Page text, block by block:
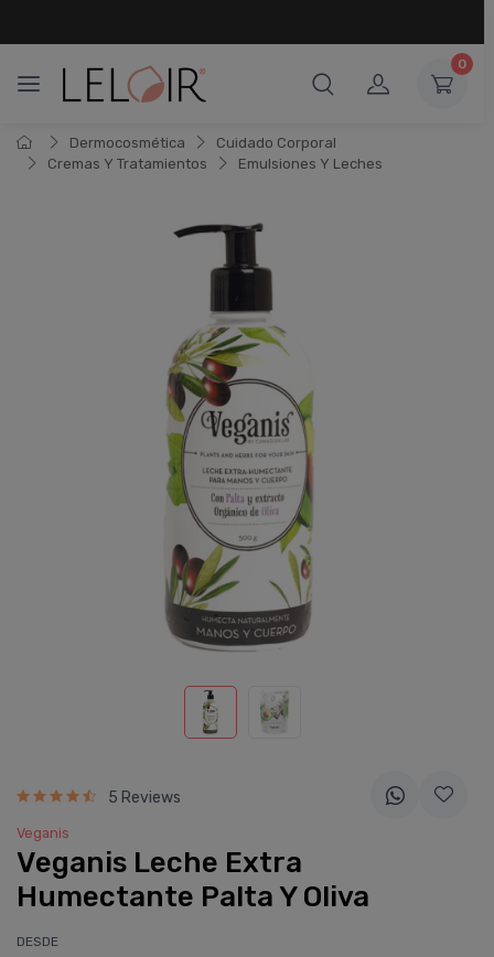
0
Dermocosmética
Cuidado Corporal
Cremas Y Tratamientos
Emulsiones Y Leches
5 Reviews
Veganis
Veganis Leche Extra
Humectante Palta Y Oliva
DESDE